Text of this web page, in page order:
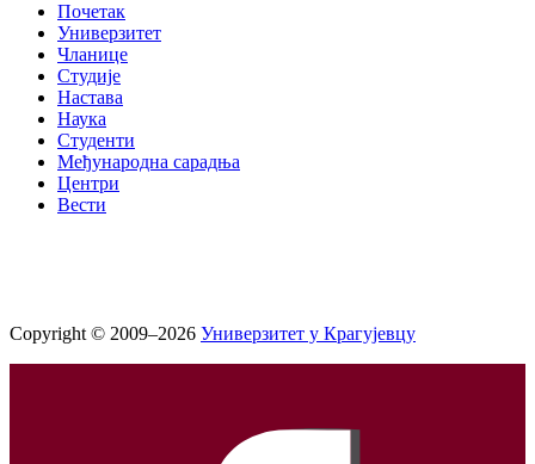
Почетак
Универзитет
Чланице
Студије
Настава
Наука
Студенти
Међународна сарадња
Центри
Вести
Copyright © 2009–2026 Универзитет у Крагујевцу